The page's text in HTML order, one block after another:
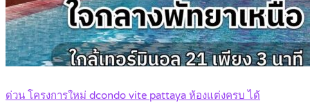
ด่วน โครงการใหม่ dcondo vite pattaya ห้องแต่งครบ ได้